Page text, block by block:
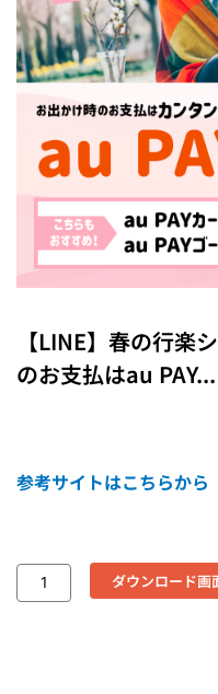
【LINE】春の行楽
のお支払はau PAY...
参考サイトはこちらから
ダウンロード画